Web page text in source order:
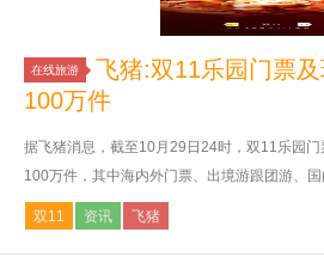
在线旅游
飞猪:双11乐园门票
100万件
据飞猪消息，截至10月29日24时，双11乐园
100万件，其中海内外门票、出境游跟团游、
双11 资讯 飞猪